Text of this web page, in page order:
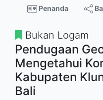
Penanda
Bukan Logam
Pendugaan
Mengetahui
Kabupaten
Bali